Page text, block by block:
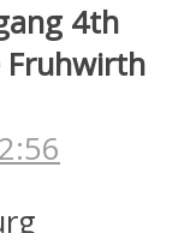
4th
Fruhwirth